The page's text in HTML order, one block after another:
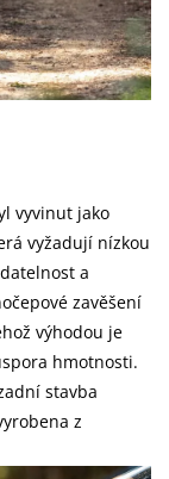
vyvinut jako
vyžadují nízkou
a
zavěšení
výhodou je
hmotnosti.
stavba
z